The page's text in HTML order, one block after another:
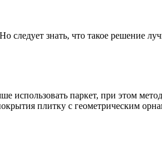
следует знать, что такое решение
использовать паркет, при этом
плитку с геометрическим